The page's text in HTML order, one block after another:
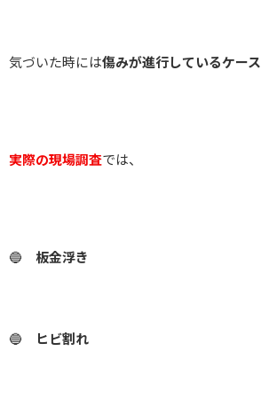
気づいた時には傷みが進行しているケース
実際の現場調査では、
🔵 板金浮き
🔵 ヒビ割れ